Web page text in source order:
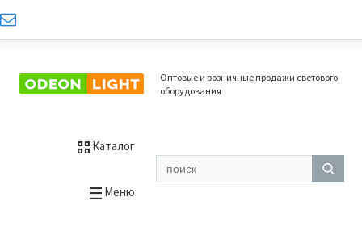
Оптовые и розничные продажи светового
оборудования
Каталог
Меню